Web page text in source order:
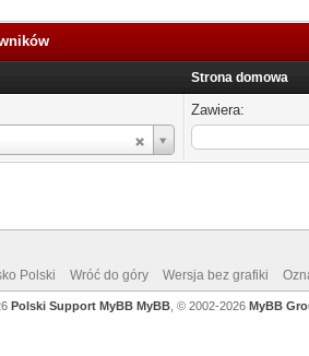
Strona domowa
Zawiera:
Polski Wróć do góry Wersja bez grafiki
Polski Support MyBB MyBB , © 2002-2026 MyBB